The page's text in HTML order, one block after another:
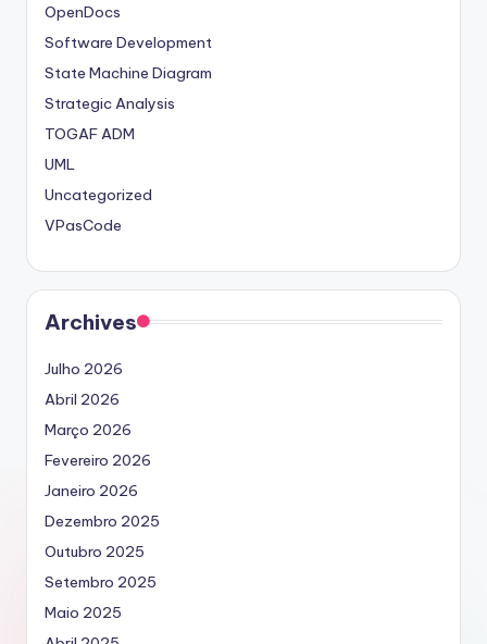
OpenDocs
Software Development
State Machine Diagram
Strategic Analysis
TOGAF ADM
UML
Uncategorized
VPasCode
Archives
Julho 2026
Abril 2026
Março 2026
Fevereiro 2026
Janeiro 2026
Dezembro 2025
Outubro 2025
Setembro 2025
Maio 2025